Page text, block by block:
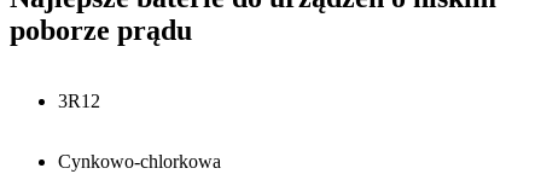
poborze prądu
3R12
Cynkowo-chlorkowa